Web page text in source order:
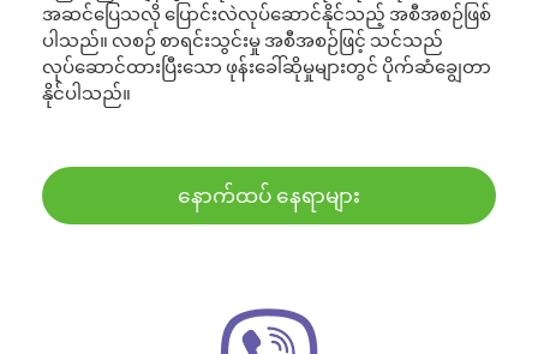
အဆင်ပြေသလို ပြောင်းလဲလုပ်ဆောင်နိုင်သည့် အစီအစဉ်ဖြစ်
ပါသည်။ လစဉ် စာရင်းသွင်းမှု အစီအစဉ်ဖြင့် သင်သည်
လုပ်ဆောင်ထားပြီးသော ဖုန်းခေါ်ဆိုမှုများတွင် ပိုက်ဆံချွေတာ
နိုင်ပါသည်။
နောက်ထပ် နေရာများ